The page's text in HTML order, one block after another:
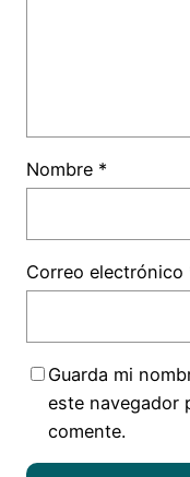
Nombre *
Correo electrónico
Guarda mi
este navegador
comente.